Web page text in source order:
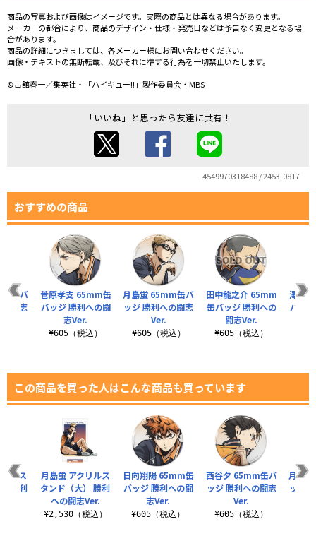
商品の写真および画像はイメージです。実際の商品とは異なる場合があります。
メーカーの都合により、商品のデザイン・仕様・発売日などは予告なく変更となる場
合があります。
商品の詳細につきましては、各メーカー様にお問い合わせください。
画像・テキストの無断転載、及びそれに準ずる行為を一切禁止いたします。
©古舘春一／集英社・「ハイキュー!!」製作委員会・MBS
「いいね」と思ったら友達に共有！
4549970318488 / 2453-0817
おすすめの商品
月島蛍 65mm缶バ
ッジ 勝利への闘志
Ver.
¥605（税込）
田中龍之介 65mm
缶バッジ 勝利への
闘志Ver.
¥605（税込）
澤村
バッ
缶バ
闘志
菅原孝支 65mm缶
バッジ 勝利への闘
志Ver.
¥605（税込）
この商品を買った人はこんな商品も買っています
日向翔陽 65mm缶
バッジ 勝利への闘
志Ver.
¥605（税込）
西谷夕 65mm缶バ
ッジ 勝利への闘志
Ver.
¥605（税込）
月島
ッジ
ルス
勝利
月島蛍 アクリルス
タンド（大） 勝利
への闘志Ver.
¥2,530（税込）